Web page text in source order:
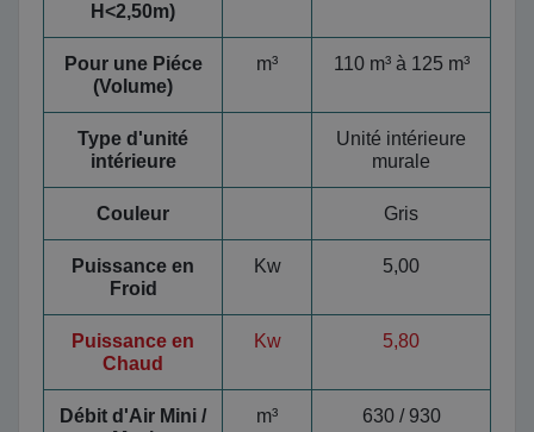
H<2,50m)
Pour une Piéce
(Volume)
m³ 110 m³ à 125 m³
Type d'unité
intérieure
Unité intérieure
murale
Couleur Gris
Puissance en
Froid
Kw 5,00
Puissance en
Chaud
Kw 5,80
Débit d'Air Mini /
m³ 630 / 930